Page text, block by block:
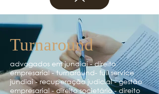
Turnaround
advogados em jundiaí - direito
empresarial - turnaround- full service
jundiai - recuperação judicial - gestão
empresarial - direito societário - direito